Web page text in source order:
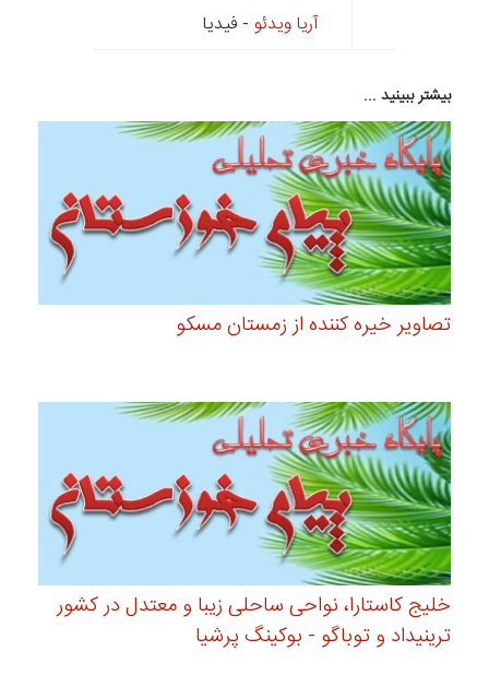
آریا ویدئو - فیدیا
بیشتر ببینید ...
تصاویر خیره کننده از زمستان مسکو
خلیج کاستارا، نواحی ساحلی زیبا و معتدل در کشور
ترینیداد و توباگو - بوکینگ پرشیا